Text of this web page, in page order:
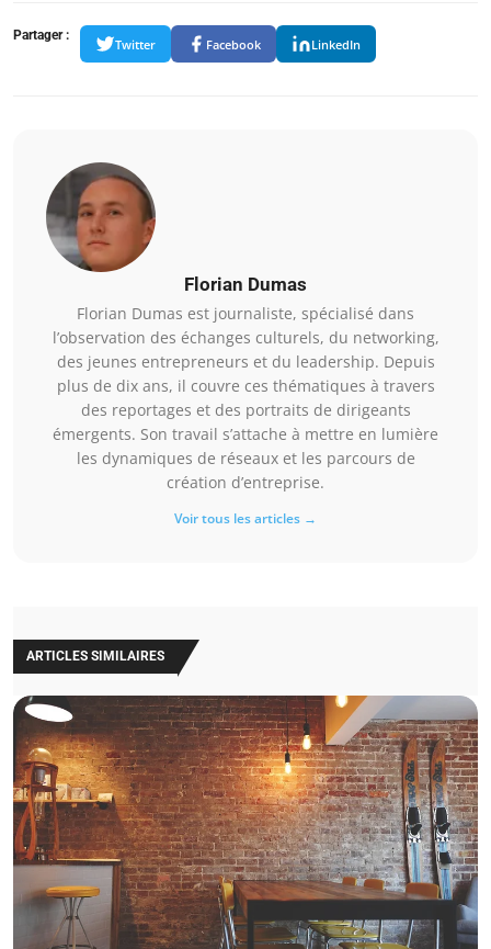
Partager :
Twitter Facebook LinkedIn
Florian Dumas
Florian Dumas est journaliste, spécialisé dans
l’observation des échanges culturels, du networking,
des jeunes entrepreneurs et du leadership. Depuis
plus de dix ans, il couvre ces thématiques à travers
des reportages et des portraits de dirigeants
émergents. Son travail s’attache à mettre en lumière
les dynamiques de réseaux et les parcours de
création d’entreprise.
Voir tous les articles →
ARTICLES SIMILAIRES